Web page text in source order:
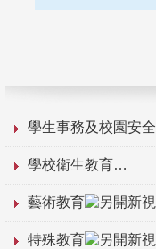
學生事務及校園安全
學校衛生教育
藝術教育
特殊教育